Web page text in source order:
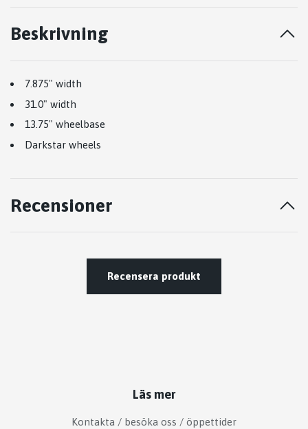
Beskrivning
7.875" width
31.0" width
13.75" wheelbase
Darkstar wheels
Recensioner
Recensera produkt
Läs mer
Kontakta / besöka oss / öppettider